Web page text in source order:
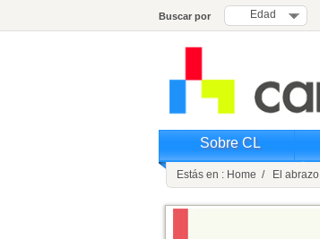
Buscar por Edad
Sobre CL
Estás en : Home / El abrazo